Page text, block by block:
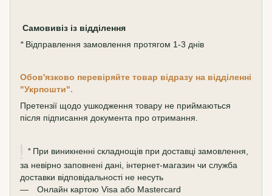
Самовивіз із відділення
* Відправлення замовлення протягом 1-3 днів
Обов'язково перевіряйте товар відразу на відділенні
"Укрпошти".
Претензії щодо ушкодження товару не приймаються
після підписання документа про отримання.
* При виникненні складнощів при доставці замовлення,
за невірно заповнені дані, інтернет-магазин чи служба
доставки відповідальності не несуть
Онлайн картою Visa або Mastercard